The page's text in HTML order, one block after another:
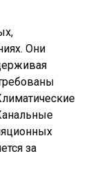
Они
за